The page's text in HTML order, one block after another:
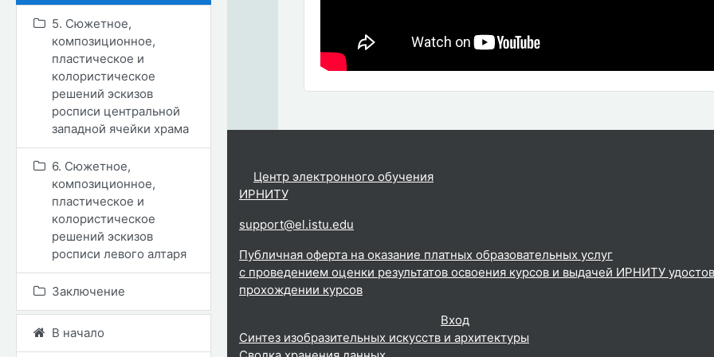
5. Сюжетное,
композиционное,
пластическое и
колористическое
решений эскизов
росписи центральной
западной ячейки храма
6. Сюжетное,
композиционное,
пластическое и
колористическое
решений эскизов
росписи левого алтаря
Заключение
В начало
Центр электронного обучения
ИРНИТУ.
support@el.istu.edu
Публичная оферта на оказание платных образовательных услуг
с проведением оценки результатов освоения курсов и выдачей ИРНИТУ
прохождении курсов
Вход
Синтез изобразительных искусств и архитектуры